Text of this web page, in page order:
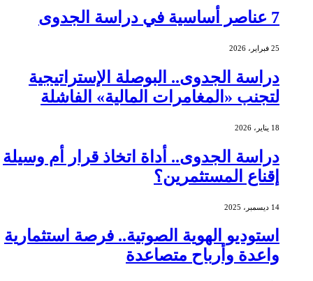
7 عناصر أساسية في دراسة الجدوى
25 فبراير، 2026
دراسة الجدوى.. البوصلة الإستراتيجية
لتجنب «المغامرات المالية» الفاشلة
18 يناير، 2026
دراسة الجدوى.. أداة اتخاذ قرار أم وسيلة
إقناع المستثمرين؟
14 ديسمبر، 2025
استوديو الهوية الصوتية.. فرصة استثمارية
واعدة وأرباح متصاعدة